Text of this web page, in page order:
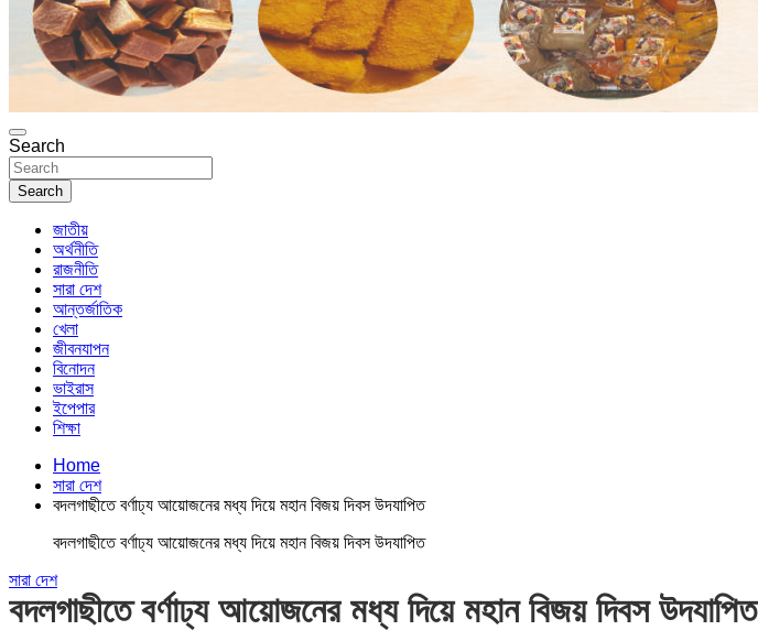
Search
Search
জাতীয়
অর্থনীতি
রাজনীতি
সারা দেশ
আন্তর্জাতিক
খেলা
জীবনযাপন
বিনোদন
ভাইরাস
ইপেপার
শিক্ষা
Home
সারা দেশ
বদলগাছীতে বর্ণাঢ্য আয়োজনের মধ্য দিয়ে মহান বিজয় দিবস উদযাপিত
বদলগাছীতে বর্ণাঢ্য আয়োজনের মধ্য দিয়ে মহান বিজয় দিবস উদযাপিত
সারা দেশ
বদলগাছীতে বর্ণাঢ্য আয়োজনের মধ্য দিয়ে মহান বিজয় দিবস উদযাপিত